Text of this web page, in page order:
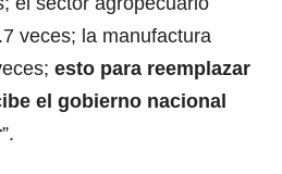
veces; la manufactura
esto para reemplazar
el gobierno nacional
”.